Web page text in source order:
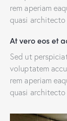
rem aperiam
quasi
At vero eos et
Sed ut
voluptatem
rem aperiam
quasi